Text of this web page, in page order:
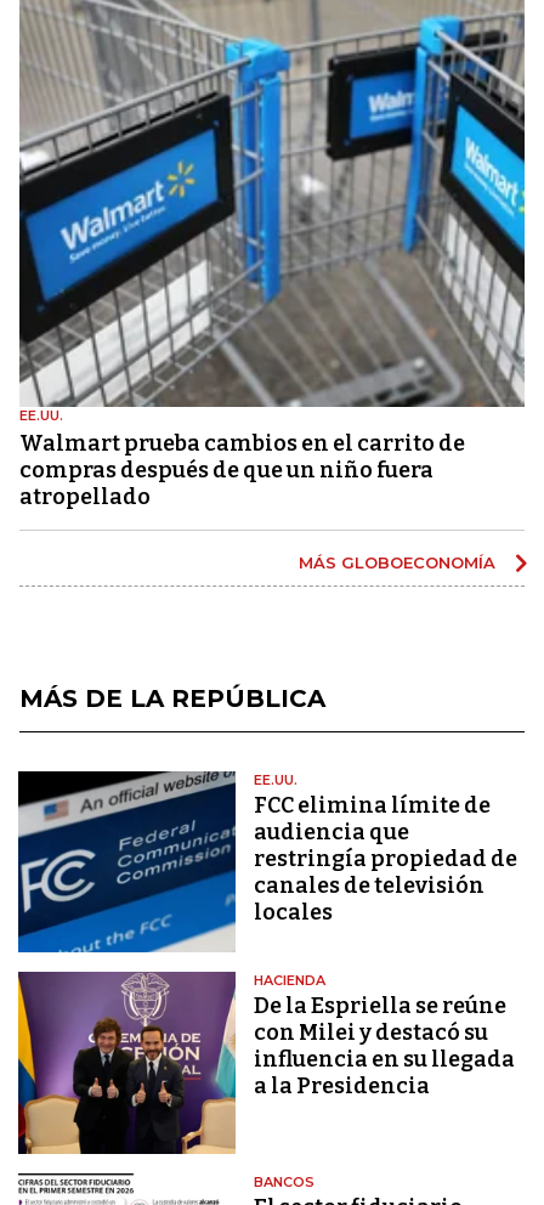
EE.UU.
Walmart prueba cambios en el carrito de
compras después de que un niño fuera
atropellado
MÁS GLOBOECONOMÍA
MÁS DE LA REPÚBLICA
EE.UU.
FCC elimina límite de
audiencia que
restringía propiedad de
canales de televisión
locales
HACIENDA
De la Espriella se reúne
con Milei y destacó su
influencia en su llegada
a la Presidencia
BANCOS